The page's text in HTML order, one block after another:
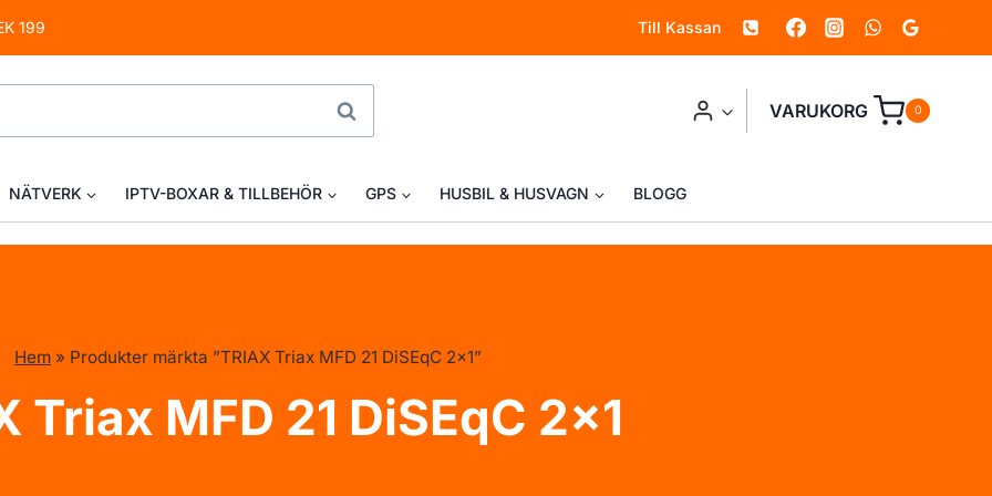
199 Till Kassan
SÖK VARUKORG 0
NÄTVERK IPTV-BOXAR & TILLBEHÖR GPS HUSBIL & HUSVAGN BLOGG
Hem » Produkter märkta ”TRIAX Triax MFD 21 DiSEqC 2x1”
Triax MFD 21 DiSEqC 2x1